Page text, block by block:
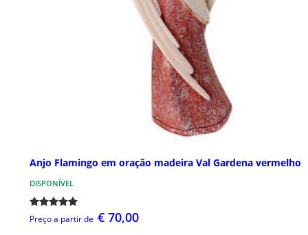
Anjo Flamingo em oração madeira Val Gardena vermelho
DISPONÍVEL
Preço a partir de € 70,00